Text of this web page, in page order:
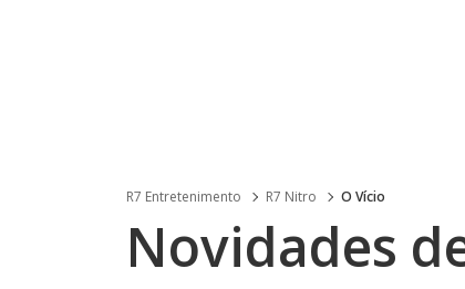
R7 Entretenimento R7 Nitro O Vício
Novidades